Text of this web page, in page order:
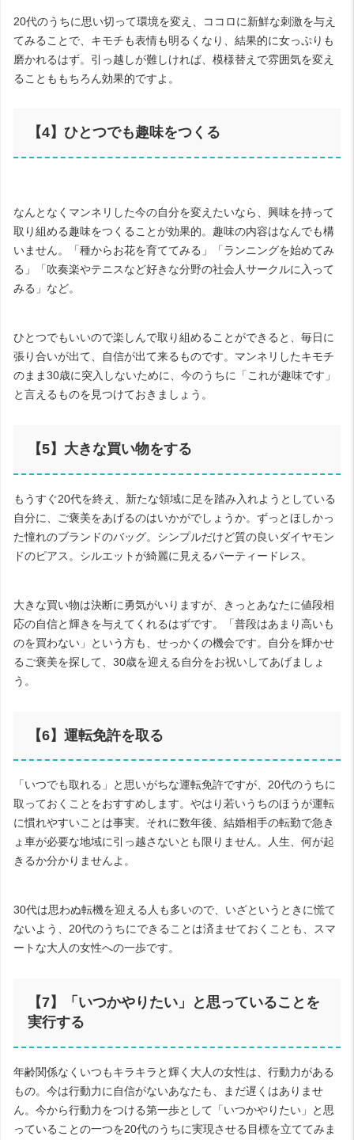
20代のうちに思い切って環境を変え、ココロに新鮮な刺激を与え
てみることで、キモチも表情も明るくなり、結果的に女っぷりも
磨かれるはず。引っ越しが難しければ、模様替えで雰囲気を変え
ることももちろん効果的ですよ。
【4】ひとつでも趣味をつくる
なんとなくマンネリした今の自分を変えたいなら、興味を持って
取り組める趣味をつくることが効果的。趣味の内容はなんでも構
いません。「種からお花を育ててみる」「ランニングを始めてみ
る」「吹奏楽やテニスなど好きな分野の社会人サークルに入って
みる」など。
ひとつでもいいので楽しんで取り組めることができると、毎日に
張り合いが出て、自信が出て来るものです。マンネリしたキモチ
のまま30歳に突入しないために、今のうちに「これが趣味です」
と言えるものを見つけておきましょう。
【5】大きな買い物をする
もうすぐ20代を終え、新たな領域に足を踏み入れようとしている
自分に、ご褒美をあげるのはいかがでしょうか。ずっとほしかっ
た憧れのブランドのバッグ。シンプルだけど質の良いダイヤモン
ドのピアス。シルエットが綺麗に見えるパーティードレス。
大きな買い物は決断に勇気がいりますが、きっとあなたに値段相
応の自信と輝きを与えてくれるはずです。「普段はあまり高いも
のを買わない」という方も、せっかくの機会です。自分を輝かせ
るご褒美を探して、 30歳を迎える自分をお祝いしてあげましょ
う。
【6】運転免許を取る
「いつでも取れる」と思いがちな運転免許ですが、 20代のうちに
取っておくことをおすすめします。やはり若いうちのほうが運転
に慣れやすいことは事実。それに数年後、結婚相手の転勤で急き
ょ車が必要な地域に引っ越さないとも限りません。人生、何が起
きるか分かりませんよ。
30代は思わぬ転機を迎える人も多いので、いざというときに慌て
ないよう、 20代のうちにできることは済ませておくことも、スマ
ートな大人の女性への一歩です。
【7】「いつかやりたい」と思っていることを
実行する
年齢関係なくいつもキラキラと輝く大人の女性は、行動力がある
もの。今は行動力に自信がないあなたも、まだ遅くはありませ
ん。今から行動力をつける第一歩として「いつかやりたい」と思
っていることの一つを20代のうちに実現させる目標を立ててみま